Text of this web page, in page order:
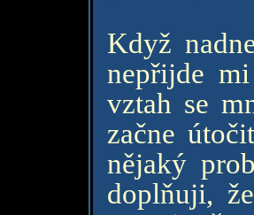
Když
nepřijde
vztah se
začne
nějaký
doplňuji,